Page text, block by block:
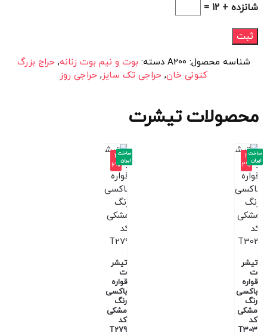
شانزده + 12 =
شناسه محصول: A200 دسته: بوت و نیم بوت زنانه, حراج بزرگ
کتونی خان, حراجی تک سایز, حراجی روز
محصولات تیشرت
-3
2%
تیشر
ت
قواره
باکسی
رنگ
مشکی
کد
T303
ساخت
ایران
-3
6%
تیشر
ت
قواره
باکسی
رنگ
مشکی
کد
T279
ساخت
ایران